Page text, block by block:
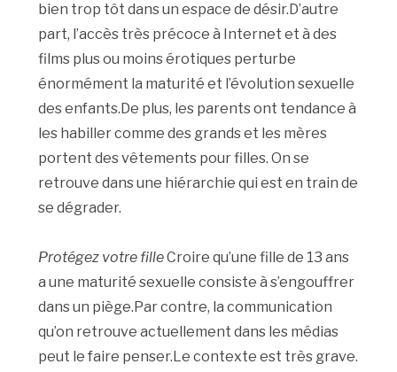
bien trop tôt dans un espace de désir.D’autre
part, l’accès très précoce à Internet et à des
films plus ou moins érotiques perturbe
énormément la maturité et l’évolution sexuelle
des enfants.De plus, les parents ont tendance à
les habiller comme des grands et les mères
portent des vêtements pour filles. On se
retrouve dans une hiérarchie qui est en train de
se dégrader.
Protégez votre filleCroire qu’une fille de 13 ans
a une maturité sexuelle consiste à s’engouffrer
dans un piège.Par contre, la communication
qu’on retrouve actuellement dans les médias
peut le faire penser.Le contexte est très grave.